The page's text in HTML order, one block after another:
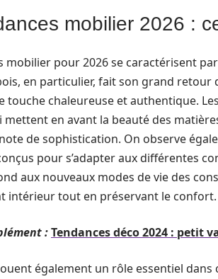
mobilier 2026 :
mobilier pour 2026 se caractérisent
en particulier, fait son grand retour
touche chaleureuse et authentique.
mettent en avant la beauté des
de sophistication. On observe
pour s’adapter aux différentes
aux nouveaux modes de vie des
intérieur tout en préservant le confort.
:Tendances déco 2024 : petit
également un rôle essentiel